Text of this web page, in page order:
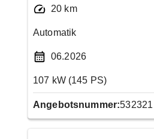
20 km
Automatik
06.2026
107 kW (145 PS)
Angebotsnummer:532321